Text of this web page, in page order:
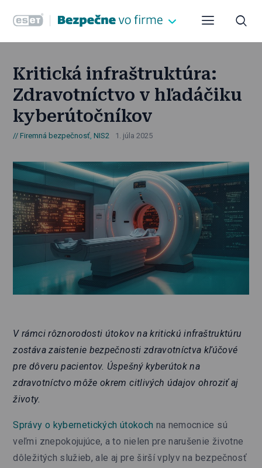
Kritická infraštruktúra:
Zdravotníctvo v hľadáčiku
kyberútočníkov
Firemná bezpečnosť ,NIS2 1. júla 2025
V rámci rôznorodosti útokov na kritickú infraštruktúru
zostáva zaistenie bezpečnosti zdravotníctva kľúčové
pre dôveru pacientov. Úspešný kyberútok na
zdravotníctvo môže okrem citlivých údajov ohroziť aj
životy.
Správy o kybernetických útokoch na nemocnice sú
veľmi znepokojujúce, a to nielen pre narušenie životne
dôležitých služieb, ale aj pre širší vplyv na bezpečnosť